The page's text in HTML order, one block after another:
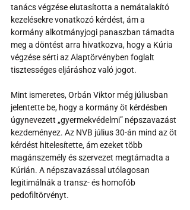
tanács végzése elutasította a nemátalakító
kezelésekre vonatkozó kérdést, ám a
kormány alkotmányjogi panaszban támadta
meg a döntést arra hivatkozva, hogy a Kúria
végzése sérti az Alaptörvényben foglalt
tisztességes eljáráshoz való jogot.
Mint ismeretes, Orbán Viktor még júliusban
jelentette be, hogy a kormány öt kérdésben
úgynevezett „gyermekvédelmi” népszavazást
kezdeményez. Az NVB július 30-án mind az öt
kérdést hitelesítette, ám ezeket több
magánszemély és szervezet megtámadta a
Kúrián. A népszavazással utólagosan
legitimálnák a transz- és homofób
pedofiltörvényt.